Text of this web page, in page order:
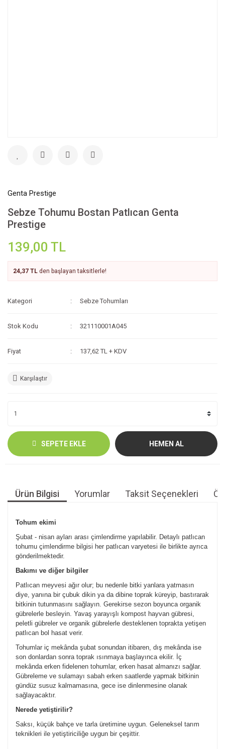
Genta Prestige
Sebze Tohumu Bostan Patlıcan Genta
Prestige
139,00 TL
24,37 TL den başlayan taksitlerle!
Kategori Sebze Tohumları
Stok Kodu 321110001A045
Fiyat 137,62 TL + KDV
Karşılaştır
SEPETE EKLE HEMEN AL
Ürün Bilgisi Yorumlar Taksit Seçenekleri
Tohum ekimi
Şubat - nisan ayları arası çimlendirme yapılabilir. Detaylı patlıcan
tohumu çimlendirme bilgisi her patlıcan varyetesi ile birlikte ayrıca
gönderilmektedir.
Bakımı ve diğer bilgiler
Patlıcan meyvesi ağır olur; bu nedenle bitki yanlara yatmasın
diye, yanına bir çubuk dikin ya da dibine toprak küreyip, bastırarak
bitkinin tutunmasını sağlayın. Gerekirse sezon boyunca organik
gübrelerle besleyin. Yavaş yarayışlı kompost hayvan gübresi,
peletli gübreler ve organik gübrelerle desteklenen toprakta yetişen
patlıcan bol hasat verir.
Tohumlar iç mekânda şubat sonundan itibaren, dış mekânda ise
son donlardan sonra toprak ısınmaya başlayınca ekilir. İç
mekânda erken fidelenen tohumlar, erken hasat almanızı sağlar.
Gübreleme ve sulamayı sabah erken saatlerde yapmak bitkinin
gündüz susuz kalmamasına, gece ise dinlenmesine olanak
sağlayacaktır.
Nerede yetiştirilir?
Saksı, küçük bahçe ve tarla üretimine uygun. Geleneksel tarım
teknikleri ile yetiştiriciliğe uygun bir çeşittir.